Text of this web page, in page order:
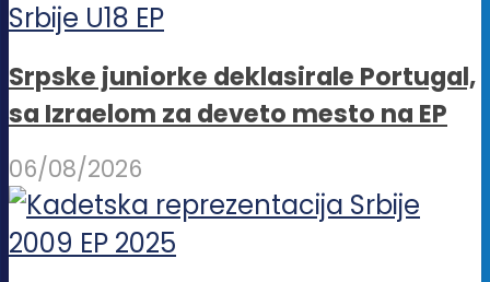
Srpske juniorke deklasirale Portugal,
sa Izraelom za deveto mesto na EP
06/08/2026